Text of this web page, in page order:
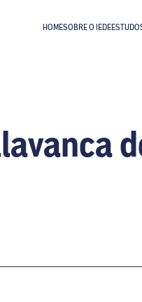
HOMESOBRE O IEDE